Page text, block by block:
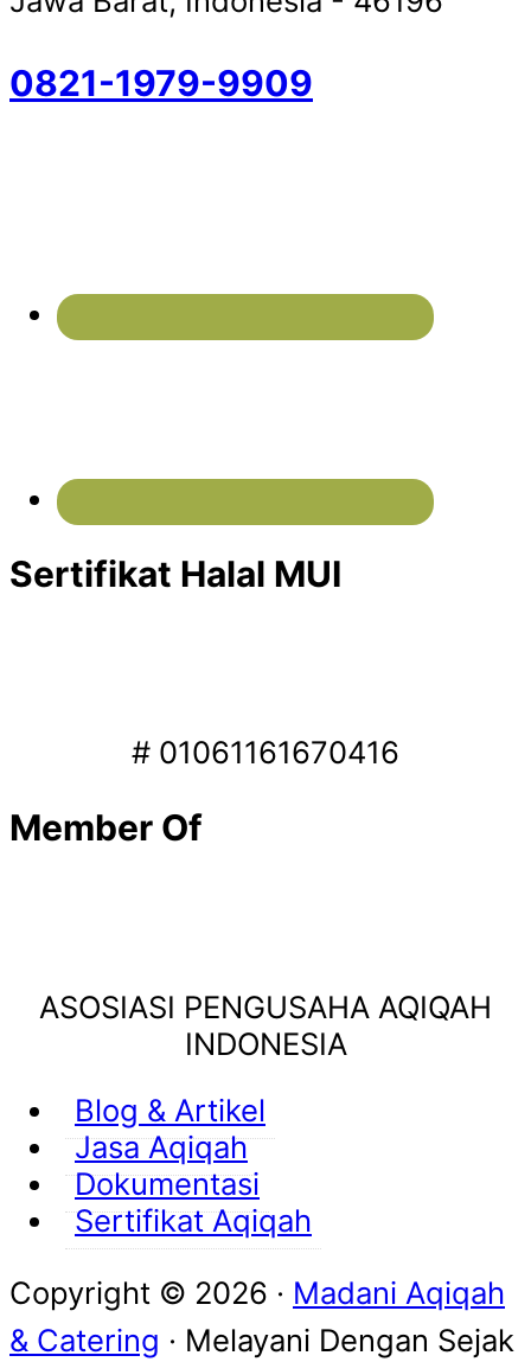
0821-1979-9909
Sertifikat Halal MUI
# 01061161670416
Member Of
ASOSIASI PENGUSAHA AQIQAH
INDONESIA
Blog & Artikel
Jasa Aqiqah
Dokumentasi
Sertifikat Aqiqah
Copyright © 2026 · Madani Aqiqah
& Catering · Melayani Dengan Sejak